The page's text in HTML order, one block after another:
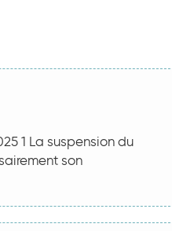
1 La suspension du
son